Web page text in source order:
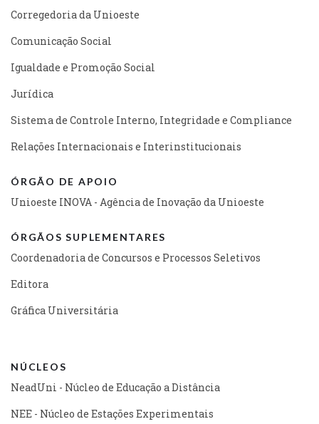
Corregedoria da Unioeste
Comunicação Social
Igualdade e Promoção Social
Jurídica
Sistema de Controle Interno, Integridade e Compliance
Relações Internacionais e Interinstitucionais
ÓRGÃO DE APOIO
Unioeste INOVA - Agência de Inovação da Unioeste
ÓRGÃOS SUPLEMENTARES
Coordenadoria de Concursos e Processos Seletivos
Editora
Gráfica Universitária
NÚCLEOS
NeadUni - Núcleo de Educação a Distância
NEE - Núcleo de Estações Experimentais